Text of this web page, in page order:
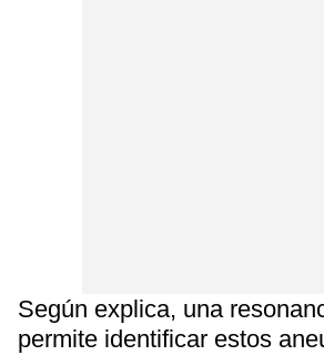
Según explica, una
permite identificar estos